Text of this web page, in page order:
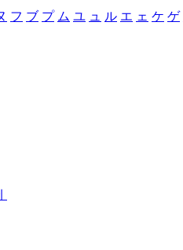
フ ブ プ ム ユ ュ ル エ ェ ケ ゲ